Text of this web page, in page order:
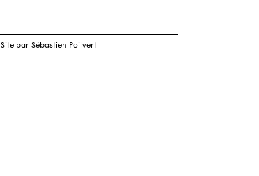
Site par Sébastien Poilvert